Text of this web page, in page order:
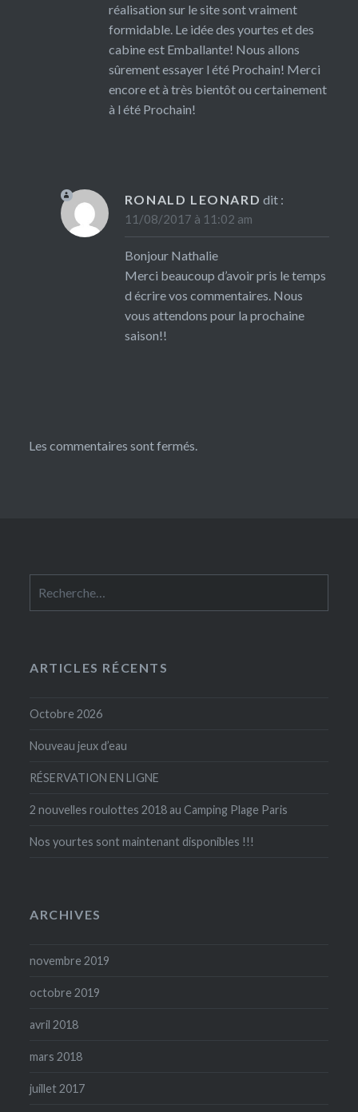
réalisation sur le site sont vraiment
formidable. Le idée des yourtes et des
cabine est Emballante! Nous allons
sûrement essayer l été Prochain! Merci
encore et à très bientôt ou certainement
à l été Prochain!
RONALD LEONARD dit :
11/08/2017 à 11:02 am
Bonjour Nathalie
Merci beaucoup d’avoir pris le temps
d écrire vos commentaires. Nous
vous attendons pour la prochaine
saison!!
Les commentaires sont fermés.
ARTICLES RÉCENTS
Octobre 2026
Nouveau jeux d’eau
RÉSERVATION EN LIGNE
2 nouvelles roulottes 2018 au Camping Plage Paris
Nos yourtes sont maintenant disponibles !!!
ARCHIVES
novembre 2019
octobre 2019
avril 2018
mars 2018
juillet 2017